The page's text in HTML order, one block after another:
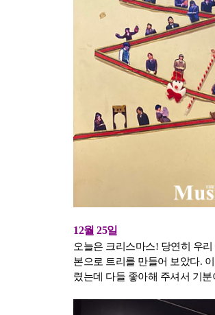
12월 25일
오늘은 크리스마스! 당연히 우
본으로 트리를 만들어 보았다.
렸는데 다들 좋아해 주셔서 기